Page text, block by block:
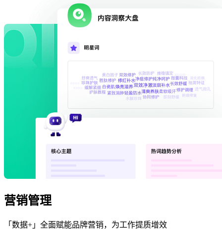
营销管理
「数据+」全面赋能品牌营销，为工作提质增效